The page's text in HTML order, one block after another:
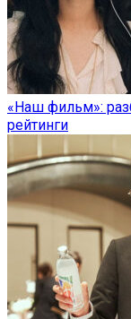
«Наш фильм»:
рейтинги